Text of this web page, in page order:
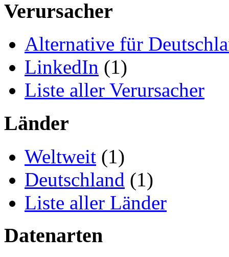
Verursacher
Alternative für
LinkedIn (1)
Liste aller Verursacher
Länder
Weltweit (1)
Deutschland (1)
Liste aller Länder
Datenarten